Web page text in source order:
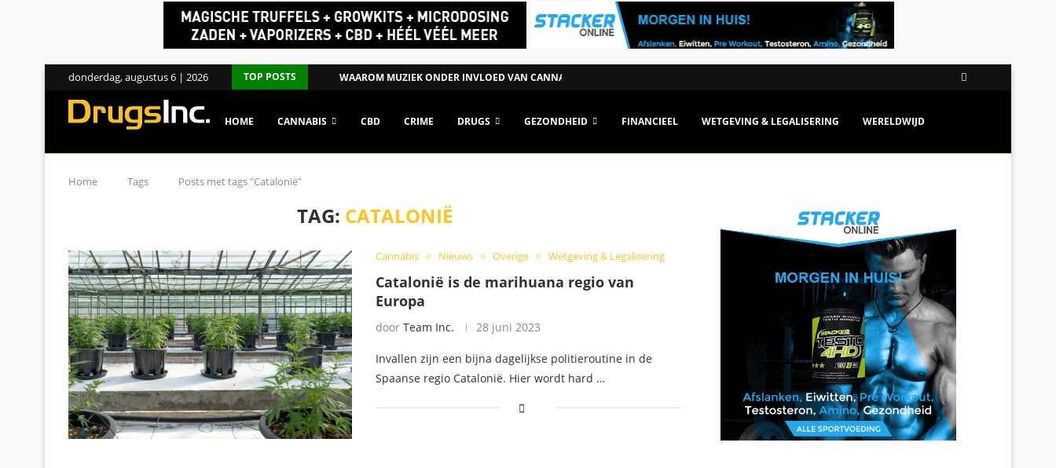
donderdag, augustus 6 | 2026 TOP POSTS WAAROM MUZIEK ONDER INVLOED VAN CANNABIS ANDERS KAN...
HOME CANNABIS CBD CRIME DRUGS GEZONDHEID FINANCIEEL WETGEVING & LEGALISERING WERELDWIJD
Home Tags Posts met tags "Catalonië"
TAG: CATALONIË
Cannabis Nieuws Overige Wetgeving & Legalisering
Catalonië is de marihuana regio van
Europa
door Team Inc. 28 juni 2023
Invallen zijn een bijna dagelijkse politieroutine in de
Spaanse regio Catalonië. Hier wordt hard …